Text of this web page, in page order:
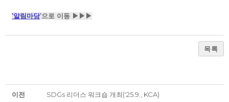
'알림마당'으로 이동 ▶▶▶
목록
이전 SDGs 리더스 워크숍 개최('25.9., KCA)